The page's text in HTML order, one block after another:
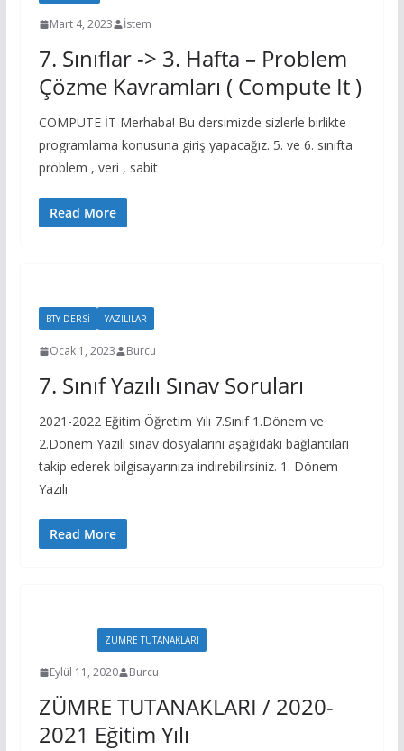
Mart 4, 2023 İstem
7. Sınıflar -> 3. Hafta – Problem
Çözme Kavramları ( Compute It )
COMPUTE İT Merhaba! Bu dersimizde sizlerle birlikte
programlama konusuna giriş yapacağız. 5. ve 6. sınıfta
problem , veri , sabit
Read More
BTY DERSİ YAZILILAR
Ocak 1, 2023 Burcu
7. Sınıf Yazılı Sınav Soruları
2021-2022 Eğitim Öğretim Yılı 7.Sınıf 1.Dönem ve
2.Dönem Yazılı sınav dosyalarını aşağıdaki bağlantıları
takip ederek bilgisayarınıza indirebilirsiniz. 1. Dönem
Yazılı
Read More
ZÜMRE TUTANAKLARI
Eylül 11, 2020 Burcu
ZÜMRE TUTANAKLARI / 2020-
2021 Eğitim Yılı